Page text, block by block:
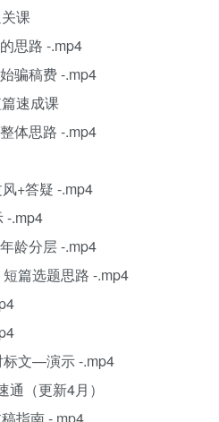
课
思路 -.mp4
骗稿费 -.mp4
速成课
体思路 -.mp4
+答疑 -.mp4
-.mp4
龄分层 -.mp4
篇选题思路 -.mp4
标文—演示 -.mp4
（更新4月）